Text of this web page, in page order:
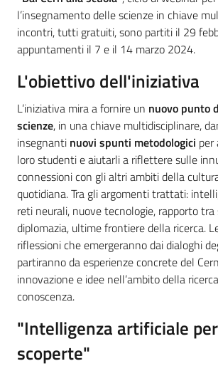
l’insegnamento delle scienze in chiave
incontri, tutti gratuiti, sono partiti il 29
appuntamenti il 7 e il 14 marzo 2024.
L'obiettivo dell'iniziativa
L’iniziativa mira a fornire un nuovo punto
scienze, in una chiave multidisciplinare,
insegnanti nuovi spunti metodologici per
loro studenti e aiutarli a riflettere sulle
connessioni con gli altri ambiti della
quotidiana. Tra gli argomenti trattati:
reti neurali, nuove tecnologie, rapporto tra
diplomazia, ultime frontiere della ricerca.
riflessioni che emergeranno dai dialoghi
partiranno da esperienze concrete del
innovazione e idee nell’ambito della
conoscenza.
"Intelligenza artificiale
scoperte"